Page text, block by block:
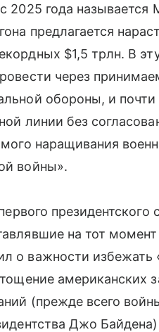
2025 года
предлагается
$1,5 трлн. В
через
обороны, и
линии без
наращивания
войны».
на тот
о важности избежать
американских
(прежде всего
Джо